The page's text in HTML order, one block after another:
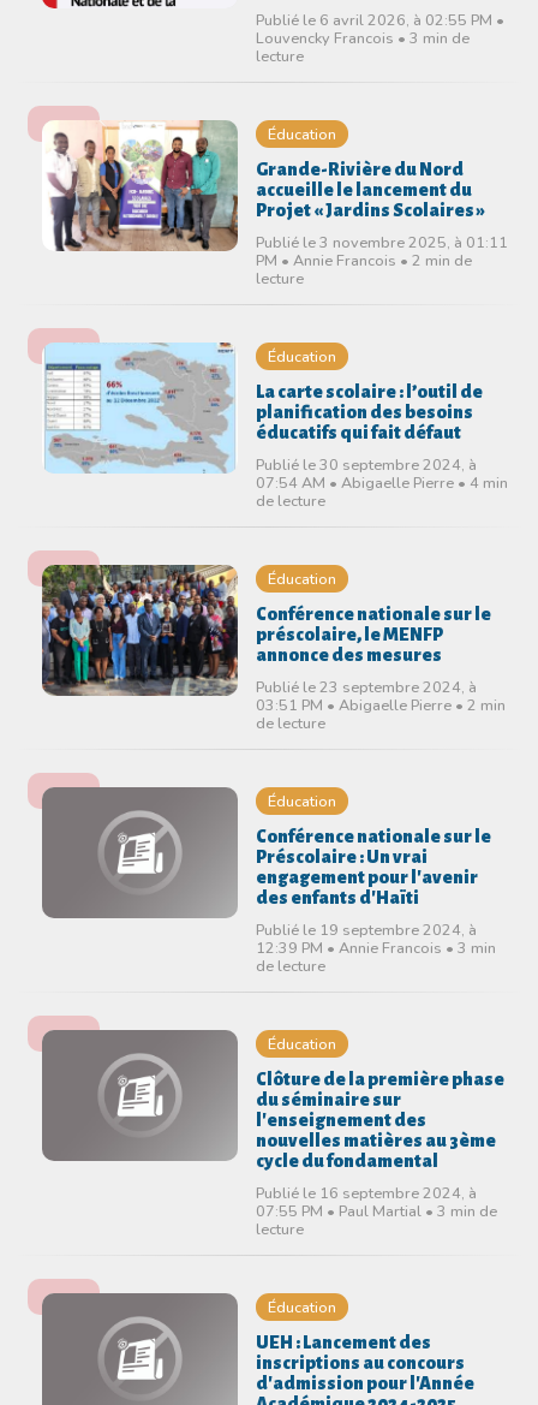
Publié le 6 avril 2026, à 02:55 PM •
Louvencky Francois • 3 min de
lecture
Éducation
Grande-Rivière du Nord
accueille le lancement du
Projet « Jardins Scolaires »
Publié le 3 novembre 2025, à 01:11
PM • Annie Francois • 2 min de
lecture
Éducation
La carte scolaire : l’outil de
planification des besoins
éducatifs qui fait défaut
Publié le 30 septembre 2024, à
07:54 AM • Abigaelle Pierre • 4 min
de lecture
Éducation
Conférence nationale sur le
préscolaire, le MENFP
annonce des mesures
Publié le 23 septembre 2024, à
03:51 PM • Abigaelle Pierre • 2 min
de lecture
Éducation
Conférence nationale sur le
Préscolaire : Un vrai
engagement pour l'avenir
des enfants d'Haïti
Publié le 19 septembre 2024, à
12:39 PM • Annie Francois • 3 min
de lecture
Éducation
Clôture de la première phase
du séminaire sur
l'enseignement des
nouvelles matières au 3ème
cycle du fondamental
Publié le 16 septembre 2024, à
07:55 PM • Paul Martial • 3 min de
lecture
Éducation
UEH : Lancement des
inscriptions au concours
d'admission pour l'Année